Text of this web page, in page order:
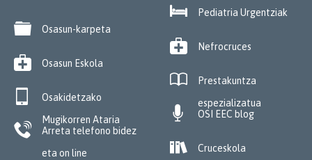
 Osasun-karpeta
 Osasun Eskola

Osakidetzako
Mugikorren Ataria

Arreta telefono bidez
eta on line
 Pediatria Urgentziak
 Nefrocruces

Prestakuntza
espezializatua
 OSI EEC blog
 Cruceskola